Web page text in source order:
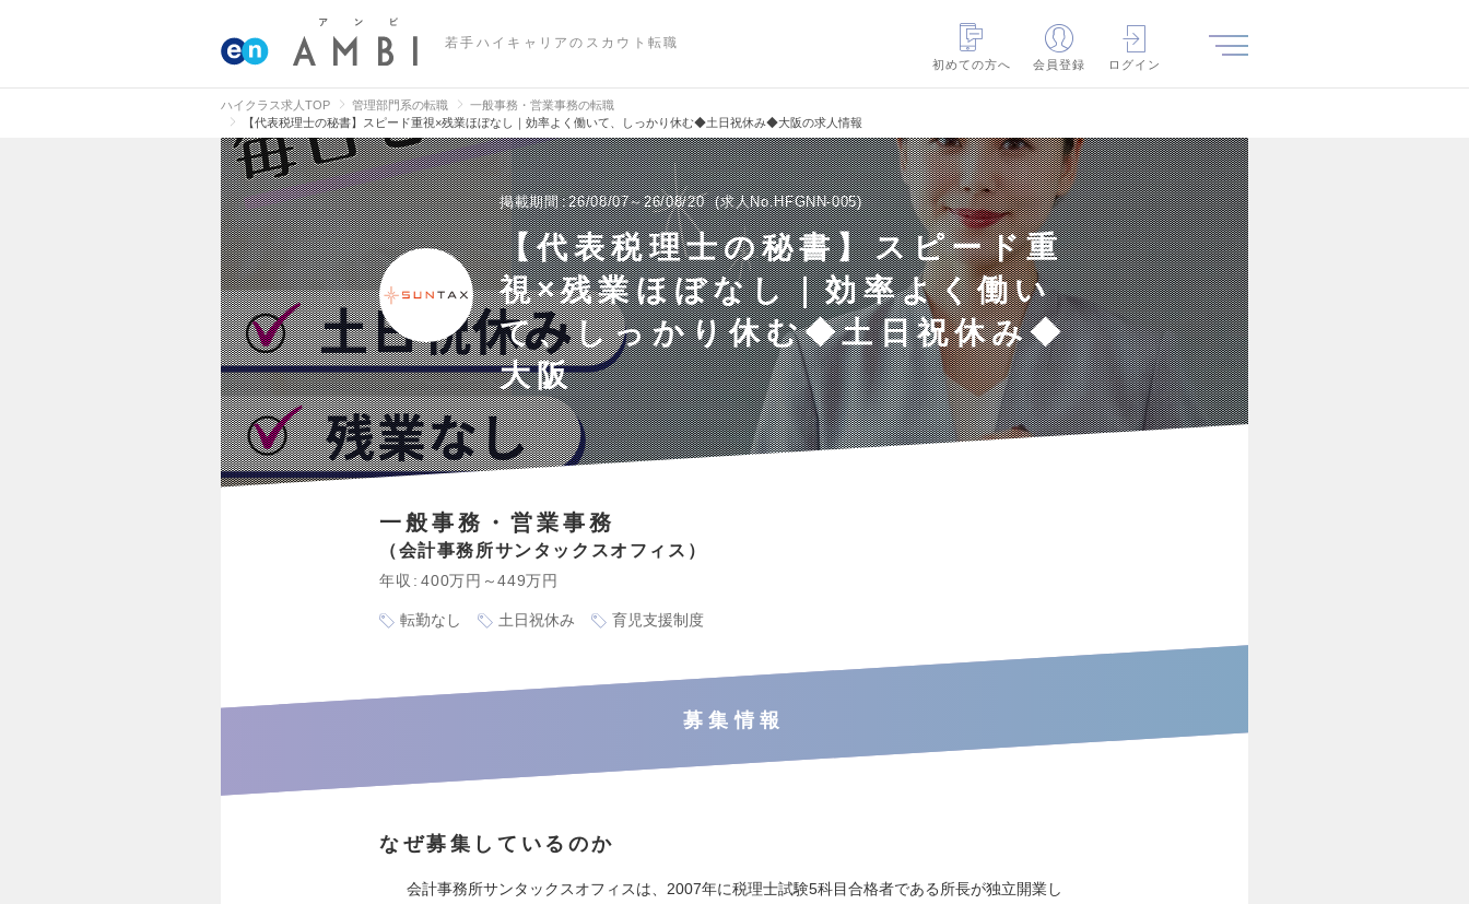
若手ハイキャリアのスカウト転職
初めての方へ
会員登録 ログイン
ハイクラス求人TOP 管理部門系の転職
一般事務・営業事務の転職
【代表税理士の秘書】スピード重視×残業ほぼなし｜効率よく働いて、しっかり休む◆土日祝休み◆大阪の求人情報
掲載期間 26/08/07～26/08/20 求人No.HFGNN-005
【代表税理士の秘書】スピード重
視×残業ほぼなし｜効率よく働い
て、しっかり休む◆土日祝休み◆
大阪
一般事務・営業事務
会計事務所サンタックスオフィス
年収 400万円～449万円
転勤なし 土日祝休み 育児支援制度
募集情報
なぜ募集しているのか
会計事務所サンタックスオフィスは、2007年に税理士試験5科目合格者である所長が独立開業し